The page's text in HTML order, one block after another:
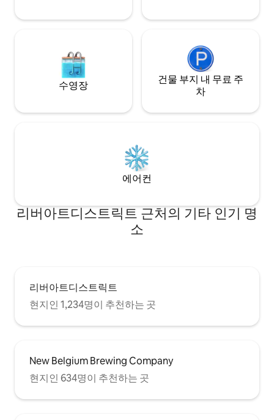
수영장
건물 부지 내 무료 주
차
에어컨
리버아트디스트릭트 근처의 기타 인기 명
소
리버아트디스트릭트
현지인 1,234명이 추천하는 곳
New Belgium Brewing Company
현지인 634명이 추천하는 곳